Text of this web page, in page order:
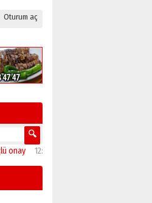
Oturum aç
12:04 Oltu’da festival coşkusu konserle